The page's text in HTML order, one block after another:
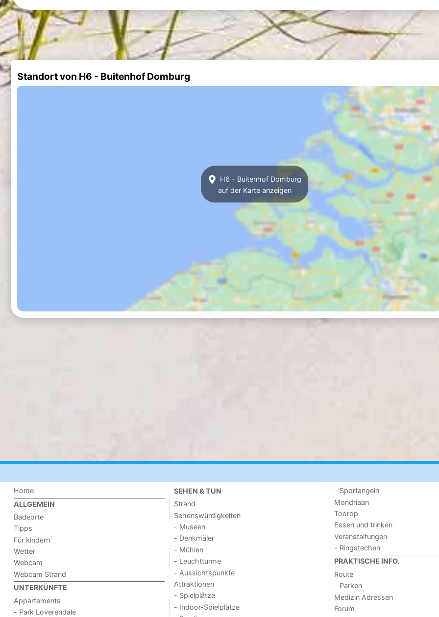
Standort von H6 - Buitenhof Domburg
H6 - Buitenhof Domburg
auf der Karte anzeigen
Home
ALLGEMEIN
Badeorte
Tipps
Für kindern
Wetter
Webcam
Webcam Strand
UNTERKÜNFTE
Appartements
- Park Loverendale
SEHEN & TUN
Strand
Sehenswürdigkeiten
- Museen
- Denkmäler
- Mühlen
- Leuchtturme
- Aussichtspunkte
Attraktionen
- Spielplätze
- Indoor-Spielplätze
- Sportangeln
Mondriaan
Toorop
Essen und trinken
Veranstaltungen
- Ringstechen
PRAKTISCHE INFO.
Route
- Parken
Medizin Adressen
Forum